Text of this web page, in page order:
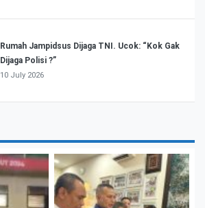
Rumah Jampidsus Dijaga TNI. Ucok: “Kok Gak
Dijaga Polisi ?”
10 July 2026